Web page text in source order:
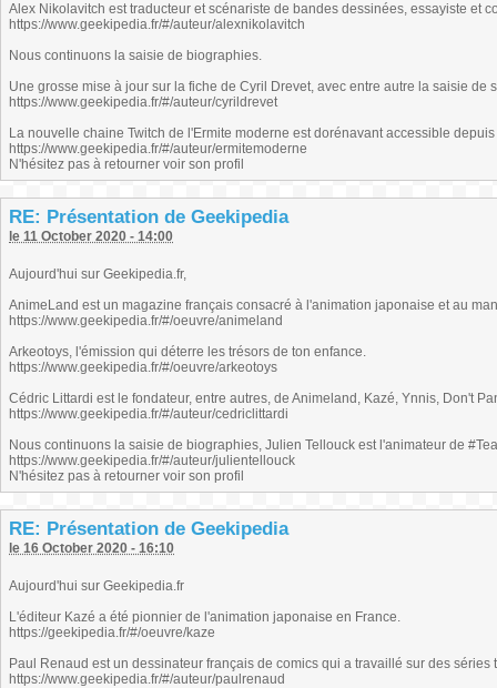
Alex Nikolavitch est traducteur et scénariste de bandes dessinées, essayiste et
https://www.geekipedia.fr/#/auteur/alexnikolavitch
Nous continuons la saisie de biographies.
Une grosse mise à jour sur la fiche de Cyril Drevet, avec entre autre la saisie de
https://www.geekipedia.fr/#/auteur/cyrildrevet
La nouvelle chaine Twitch de l'Ermite moderne est dorénavant accessible
https://www.geekipedia.fr/#/auteur/ermitemoderne
N'hésitez pas à retourner voir son profil
RE: Présentation de Geekipedia
le 11 October 2020 - 14:00
Aujourd'hui sur Geekipedia.fr,
AnimeLand est un magazine français consacré à l'animation japonaise et au
https://www.geekipedia.fr/#/oeuvre/animeland
Arkeotoys, l'émission qui déterre les trésors de ton enfance.
https://www.geekipedia.fr/#/oeuvre/arkeotoys
Cédric Littardi est le fondateur, entre autres, de Animeland, Kazé, Ynnis, Don't
https://www.geekipedia.fr/#/auteur/cedriclittardi
Nous continuons la saisie de biographies, Julien Tellouck est l'animateur de
https://www.geekipedia.fr/#/auteur/julientellouck
N'hésitez pas à retourner voir son profil
RE: Présentation de Geekipedia
le 16 October 2020 - 16:10
Aujourd'hui sur Geekipedia.fr
L'éditeur Kazé a été pionnier de l'animation japonaise en France.
https://geekipedia.fr/#/oeuvre/kaze
Paul Renaud est un dessinateur français de comics qui a travaillé sur des séries
https://www.geekipedia.fr/#/auteur/paulrenaud